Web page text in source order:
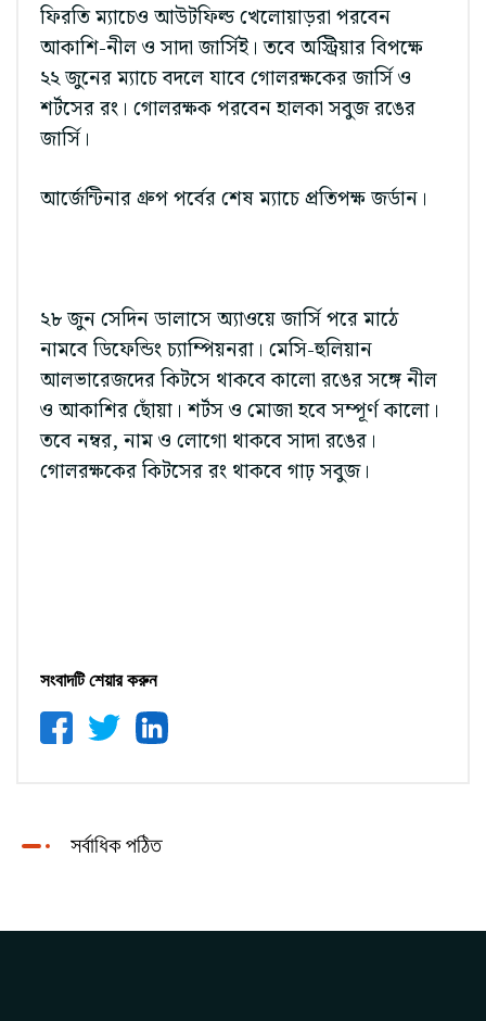
ফিরতি ম্যাচেও আউটফিল্ড খেলোয়াড়রা পরবেন
আকাশি-নীল ও সাদা জার্সিই। তবে অস্ট্রিয়ার বিপক্ষে
২২ জুনের ম্যাচে বদলে যাবে গোলরক্ষকের জার্সি ও
শর্টসের রং। গোলরক্ষক পরবেন হালকা সবুজ রঙের
জার্সি।
আর্জেন্টিনার গ্রুপ পর্বের শেষ ম্যাচে প্রতিপক্ষ জর্ডান।
২৮ জুন সেদিন ডালাসে অ্যাওয়ে জার্সি পরে মাঠে
নামবে ডিফেন্ডিং চ্যাম্পিয়নরা। মেসি-হুলিয়ান
আলভারেজদের কিটসে থাকবে কালো রঙের সঙ্গে নীল
ও আকাশির ছোঁয়া। শর্টস ও মোজা হবে সম্পূর্ণ কালো।
তবে নম্বর, নাম ও লোগো থাকবে সাদা রঙের।
গোলরক্ষকের কিটসের রং থাকবে গাঢ় সবুজ।
সংবাদটি শেয়ার করুন
সর্বাধিক পঠিত